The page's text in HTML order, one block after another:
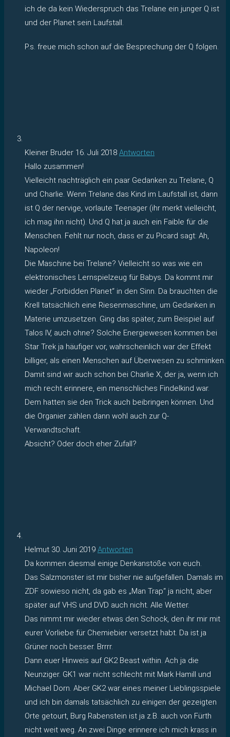
ich de da kein Wiederspruch das Trelane ein junger Q ist
und der Planet sein Laufstall.
P.s. freue mich schon auf die Besprechung der Q folgen.
Kleiner Bruder 16. Juli 2018 Antworten
Hallo zusammen!
Vielleicht nachträglich ein paar Gedanken zu Trelane, Q
und Charlie. Wenn Trelane das Kind im Laufstall ist, dann
ist Q der nervige, vorlaute Teenager (ihr merkt vielleicht,
ich mag ihn nicht). Und Q hat ja auch ein Faible für die
Menschen. Fehlt nur noch, dass er zu Picard sagt: Ah,
Napoleon!
Die Maschine bei Trelane? Vielleicht so was wie ein
elektronisches Lernspielzeug für Babys. Da kommt mir
wieder „Forbidden Planet“ in den Sinn. Da brauchten die
Krell tatsächlich eine Riesenmaschine, um Gedanken in
Materie umzusetzen. Ging das später, zum Beispiel auf
Talos IV, auch ohne? Solche Energiewesen kommen bei
Star Trek ja häufiger vor, wahrscheinlich war der Effekt
billiger, als einen Menschen auf Überwesen zu schminken.
Damit sind wir auch schon bei Charlie X, der ja, wenn ich
mich recht erinnere, ein menschliches Findelkind war.
Dem hatten sie den Trick auch beibringen können. Und
die Organier zählen dann wohl auch zur Q-
Verwandtschaft.
Absicht? Oder doch eher Zufall?
Helmut 30. Juni 2019 Antworten
Da kommen diesmal einige Denkanstöße von euch.
Das Salzmonster ist mir bisher nie aufgefallen. Damals im
ZDF sowieso nicht, da gab es „Man Trap“ ja nicht, aber
später auf VHS und DVD auch nicht. Alle Wetter.
Das nimmt mir wieder etwas den Schock, den ihr mir mit
eurer Vorliebe für Chemiebier versetzt habt. Da ist ja
Grüner noch besser. Brrrr.
Dann euer Hinweis auf GK2 Beast within. Ach ja die
Neunziger. GK1 war nicht schlecht mit Mark Hamill und
Michael Dorn. Aber GK2 war eines meiner Lieblingsspiele
und ich bin damals tatsächlich zu einigen der gezeigten
Orte getourt, Burg Rabenstein ist ja z.B. auch von Fürth
nicht weit weg. An zwei Dinge erinnere ich mich krass in